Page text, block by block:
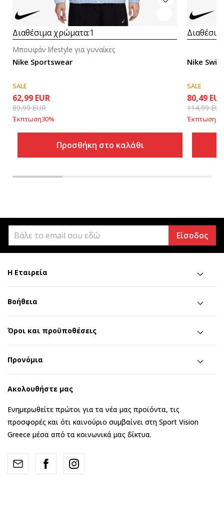
Διαθέσιμα χρώματα:1
Nike Sportswear
Μπουφάν lifestyle για γυναίκες
SALE
62,99 EUR
89,99EUR
Έκπτωση30%
Προσθήκη στο καλάθι
Nike
SALE
80,49 EUR
114,99EUR
Έκπτωση30
Είσοδος
Η Εταιρεία
Βοήθεια
Όροι και προϋποθέσεις
Προνόμια
Ακολουθήστε μας
Ενημερωθείτε πρώτοι για τα νέα μας προϊόντα, τις
προσφορές και ότι καινούριο συμβαίνει στη Sport Vision
Greece μέσα από τα κοινωνικά μας δίκτυα.